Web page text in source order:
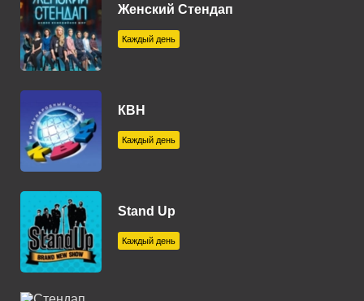
Владимир 100.8 FM
Волгоград 104.5 FM
Волгодонск 103.2 FM
Вологда 106.5 FM
Волоколамск 106.0 FM
Воронеж 99.1 FM
Воткинск 96.0 FM
Геленджик 91.8 FM
Глазов 107.4 FM
Женский Стендап
Каждый день
КВН
Каждый день
Stand Up
Каждый день